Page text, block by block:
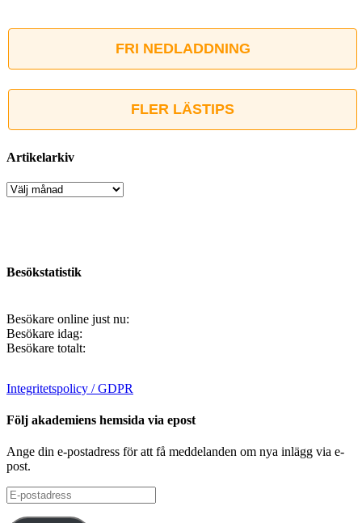
FRI NEDLADDNING
FLER LÄSTIPS
Artikelarkiv
Artikelarkiv
Besökstatistik
Besökare online just nu:
Besökare idag:
Besökare totalt:
Integritetspolicy / GDPR
Följ akademiens hemsida via epost
Ange din e-postadress för att få meddelanden om nya inlägg via e-
post.
E-
postadress